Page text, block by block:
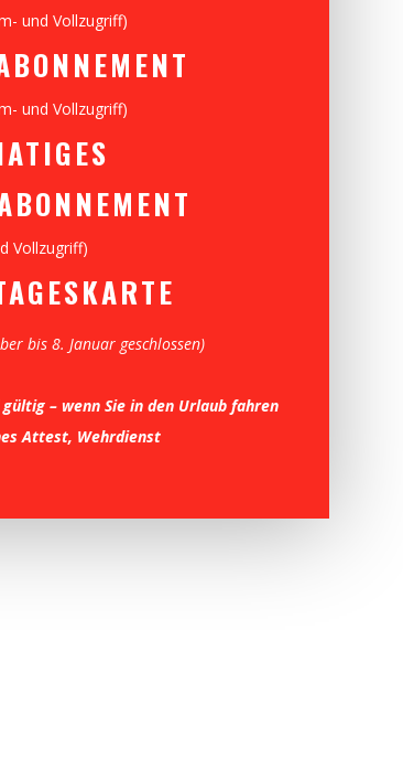
und Vollzugriff)
und Vollzugriff)
Vollzugriff)
bis 8. Januar geschlossen)
– wenn Sie in den Urlaub fahren
Attest, Wehrdienst